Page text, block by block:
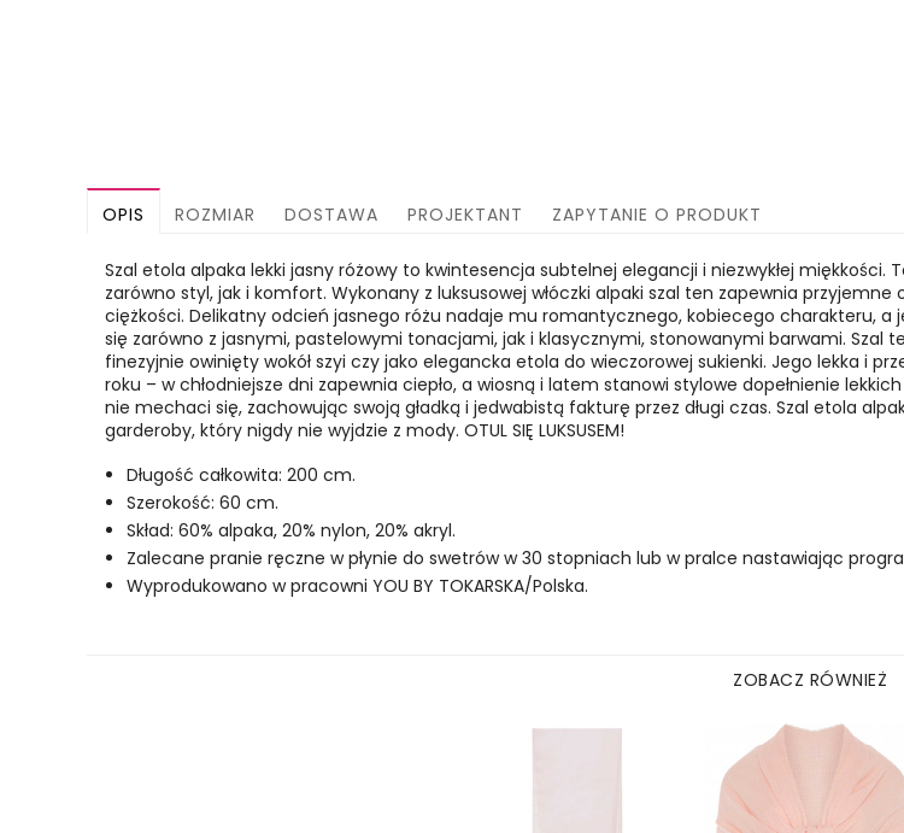
OPIS ROZMIAR DOSTAWA PROJEKTANT ZAPYTANIE O PRODUKT
Szal etola alpaka lekki jasny różowy to kwintesencja subtelnej elegancji i niezwykłej
zarówno styl, jak i komfort. Wykonany z luksusowej włóczki alpaki szal ten zapewnia
ciężkości. Delikatny odcień jasnego różu nadaje mu romantycznego, kobiecego charakteru, a
się zarówno z jasnymi, pastelowymi tonacjami, jak i klasycznymi, stonowanymi barwami.
finezyjnie owinięty wokół szyi czy jako elegancka etola do wieczorowej sukienki. Jego lekka i
roku – w chłodniejsze dni zapewnia ciepło, a wiosną i latem stanowi stylowe dopełnienie
nie mechaci się, zachowując swoją gładką i jedwabistą fakturę przez długi czas. Szal etola
garderoby, który nigdy nie wyjdzie z mody. OTUL SIĘ LUKSUSEM!
Długość całkowita: 200 cm.
Szerokość: 60 cm.
Skład: 60% alpaka, 20% nylon, 20% akryl.
Zalecane pranie ręczne w płynie do swetrów w 30 stopniach lub w pralce nastawiając
Wyprodukowano w pracowni YOU BY TOKARSKA/Polska.
ZOBACZ RÓWNIEŻ